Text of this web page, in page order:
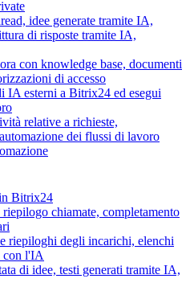
idee generate tramite IA,
di risposte tramite IA,
con knowledge base, documenti
di accesso
IA esterni a Bitrix24 ed esegui
relative a richieste,
dei flussi di lavoro
Bitrix24
riepilogo chiamate, completamento
riepiloghi degli incarichi, elenchi
con l'IA
di idee, testi generati tramite IA,